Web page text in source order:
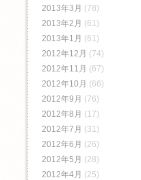
2013年3月 (78)
2013年2月 (61)
2013年1月 (61)
2012年12月 (74)
2012年11月 (67)
2012年10月 (66)
2012年9月 (76)
2012年8月 (17)
2012年7月 (31)
2012年6月 (26)
2012年5月 (28)
2012年4月 (25)